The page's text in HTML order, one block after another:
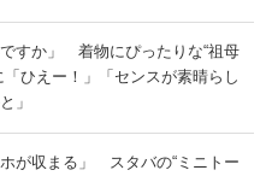
すか」 着物にぴったりな“祖母
「ひえー！」「センスが素晴らし
」
ホが収まる」 スタバの“ミニトー